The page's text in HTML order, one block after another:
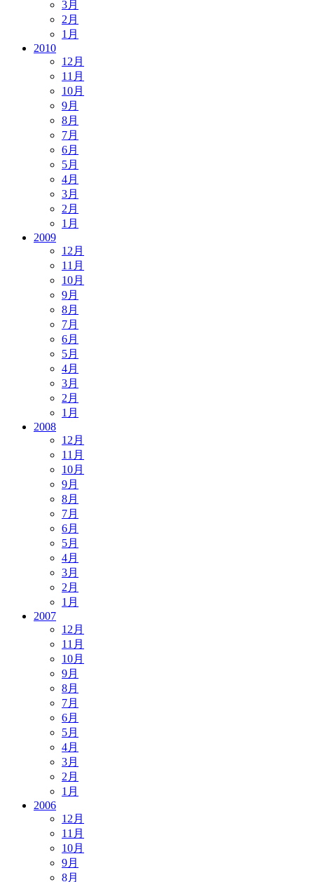
3月
2月
1月
2010
12月
11月
10月
9月
8月
7月
6月
5月
4月
3月
2月
1月
2009
12月
11月
10月
9月
8月
7月
6月
5月
4月
3月
2月
1月
2008
12月
11月
10月
9月
8月
7月
6月
5月
4月
3月
2月
1月
2007
12月
11月
10月
9月
8月
7月
6月
5月
4月
3月
2月
1月
2006
12月
11月
10月
9月
8月